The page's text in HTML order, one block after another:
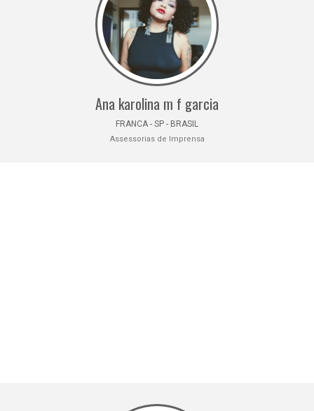
Ana karolina m f garcia
FRANCA - SP - BRASIL
Assessorias de Imprensa